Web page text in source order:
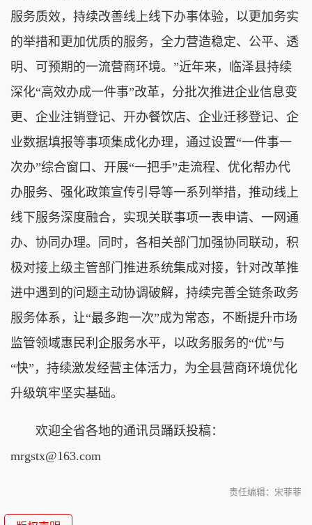
服务质效，持续改善线上线下办事体验，以更加务实
的举措和更加优质的服务，全力营造稳定、公平、透
明、可预期的一流营商环境。”近年来，临泽县持续
深化“高效办成一件事”改革，分批次推进企业信息变
更、企业注销登记、开办餐饮店、企业迁移登记、企
业数据填报等事项集成化办理，通过设置“一件事一
次办”综合窗口、开展“一把手”走流程、优化帮办代
办服务、强化政策宣传引导等一系列举措，推动线上
线下服务深度融合，实现关联事项一表申请、一网通
办、协同办理。同时，各相关部门加强协同联动，积
极对接上级主管部门推进系统集成对接，针对改革推
进中遇到的问题主动协调破解，持续完善全链条政务
服务体系，让“最多跑一次”成为常态，不断提升市场
监管领域惠民利企服务水平，以政务服务的“优”与
“快”，持续激发经营主体活力，为全县营商环境优化
升级筑牢坚实基础。
欢迎全省各地的通讯员踊跃投稿：
mrgstx@163.com
责任编辑：宋菲菲